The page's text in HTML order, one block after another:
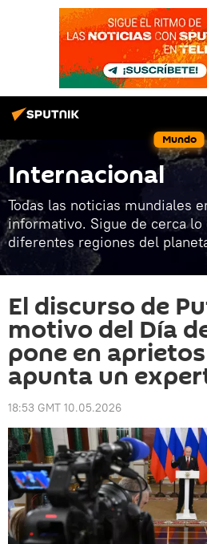
Mundo
Internacional
Todas las noticias mundiales
informativo. Sigue de cerca lo
diferentes regiones del
El discurso de
motivo del Día
pone en
apunta un
18:53 GMT 10.05.2026